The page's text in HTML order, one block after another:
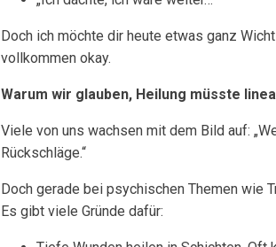
Doch ich möchte dir heute etwas ganz
vollkommen okay.
Warum wir glauben, Heilung müsste
Viele von uns wachsen mit dem Bild auf:
Rückschläge.“
Doch gerade bei psychischen Themen wie
Es gibt viele Gründe dafür: